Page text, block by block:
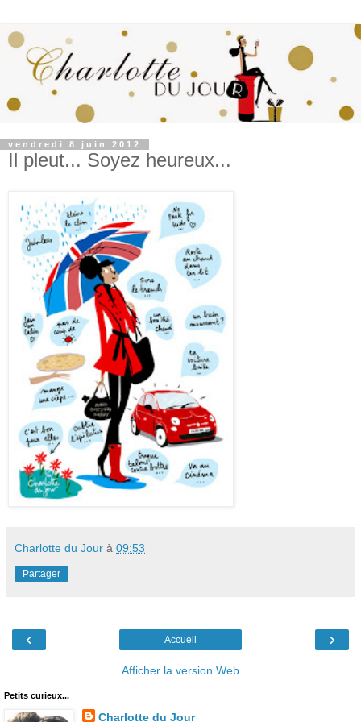
vendredi 8 juin 2012
Il pleut... Soyez heureux...
Charlotte du Jour à 09:53
Partager
‹ ›
Accueil
Afficher la version Web
Petits curieux...
Charlotte du Jour